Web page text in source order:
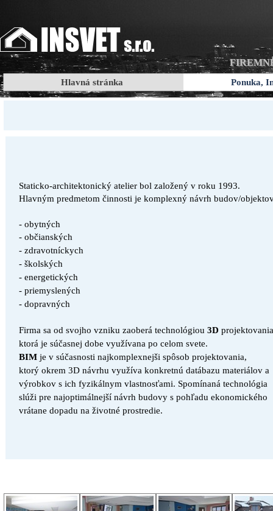
Hlavná stránka Ponuka,
Staticko-architektonický atelier bol založený v roku 1993.
Hlavným predmetom činnosti je komplexný návrh budov/
- obytných
- občianských
- zdravotníckych
- školských
- energetických
- priemyslených
- dopravných
Firma sa od svojho vzniku zaoberá technológiou 3D
ktorá je súčasnej dobe využívana po celom svete.
BIM je v súčasnosti najkomplexnejši spôsob projektovania,
ktorý okrem 3D návrhu využíva konkretnú datábazu materiálov a
výrobkov s ich fyzikálnym vlastnosťami. Spomínaná technológia
slúži pre najoptimálnejší návrh budovy s pohľadu ekonomického
vrátane dopadu na životné prostredie.